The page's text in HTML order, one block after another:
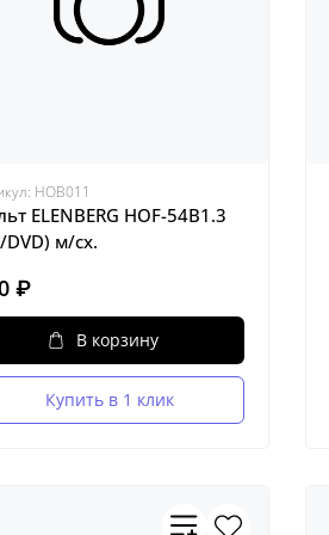
HOB011
ELENBERG HOF-54B1.3
DVD) м/сх.
₽
В корзину
Купить в 1 клик